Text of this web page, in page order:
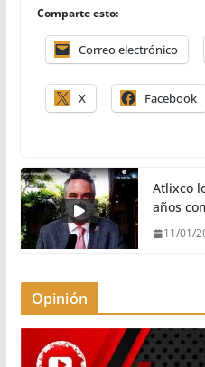
Comparte esto:
Correo electrónico
X Facebook
Atlixco
años
11/01/
Opinión